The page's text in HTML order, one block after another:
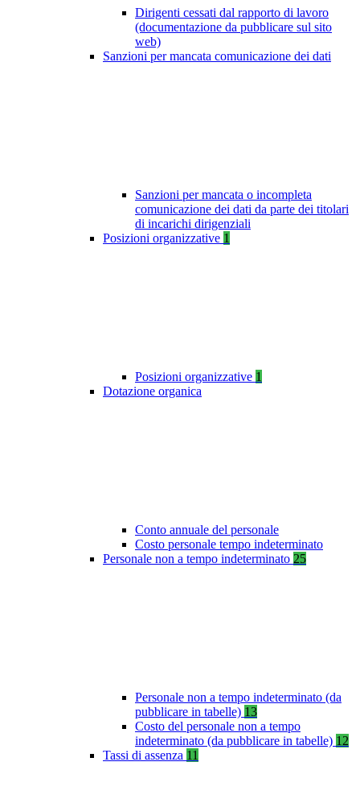
Dirigenti cessati dal rapporto di lavoro
(documentazione da pubblicare sul sito
web)
Sanzioni per mancata comunicazione dei dati
Sanzioni per mancata o incompleta
comunicazione dei dati da parte dei titolari
di incarichi dirigenziali
Posizioni organizzative 1
Posizioni organizzative 1
Dotazione organica
Conto annuale del personale
Costo personale tempo indeterminato
Personale non a tempo indeterminato 25
Personale non a tempo indeterminato (da
pubblicare in tabelle) 13
Costo del personale non a tempo
indeterminato (da pubblicare in tabelle) 12
Tassi di assenza 11